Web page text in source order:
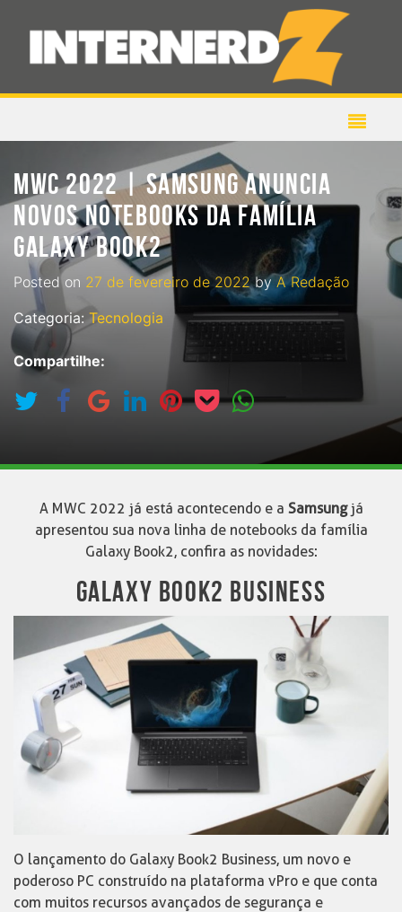
MWC 2022 | SAMSUNG ANUNCIA
NOVOS NOTEBOOKS DA FAMÍLIA
GALAXY BOOK2
Posted on 27 de fevereiro de 2022byA Redação
Categoria: Tecnologia
Compartilhe:
A MWC 2022 já está acontecendo e a Samsungjá
apresentou sua nova linha de notebooks da família
Galaxy Book2, confira as novidades:
GALAXY BOOK2 BUSINESS
O lançamento do Galaxy Book2 Business, um novo e
poderoso PC construído na plataforma vPro e que conta
com muitos recursos avançados de segurança e